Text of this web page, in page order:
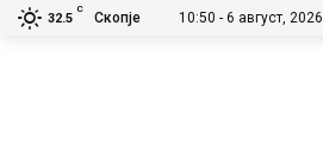
32.5
C
Скопје 10:50 - 6 август, 2026